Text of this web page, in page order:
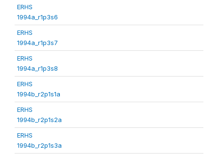
ERHS
1994a_r1p3s6
ERHS
1994a_r1p3s7
ERHS
1994a_r1p3s8
ERHS
1994b_r2p1s1a
ERHS
1994b_r2p1s2a
ERHS
1994b_r2p1s3a